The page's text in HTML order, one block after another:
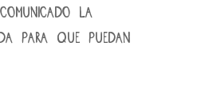
la
para que puedan